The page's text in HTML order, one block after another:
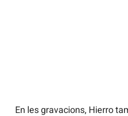
En les gravacions, Hierro